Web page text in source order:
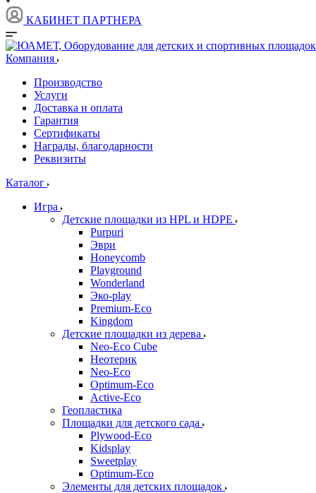
КАБИНЕТ ПАРТНЕРА
Компания
Производство
Услуги
Доставка и оплата
Гарантия
Сертификаты
Награды, благодарности
Реквизиты
Каталог
Игра
Детские площадки из HPL и HDPE
Purpuri
Эври
Honeycomb
Playground
Wonderland
Эко-play
Premium-Eco
Kingdom
Детские площадки из дерева
Neo-Eco Cube
Неотерик
Neo-Eco
Оptimum-Еco
Active-Eco
Геопластика
Площадки для детского сада
Plywood-Eco
Kidsplay
Sweetplay
Оptimum-Еco
Элементы для детских площадок